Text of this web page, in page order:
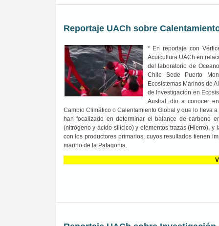
Reportaje UACh sobre
* En reportaje con
Acuicultura UACh en
del laboratorio de
Chile Sede Puerto
Ecosistemas Marinos de
de Investigación en
Austral, dio a conocer
Cambio Climático o Calentamiento Global y que lo lleva
han focalizado en determinar el balance de carbono
(nitrógeno y ácido silícico) y elementos trazas (Hierro),
con los productores primarios, cuyos resultados tienen
marino de la Patagonia.